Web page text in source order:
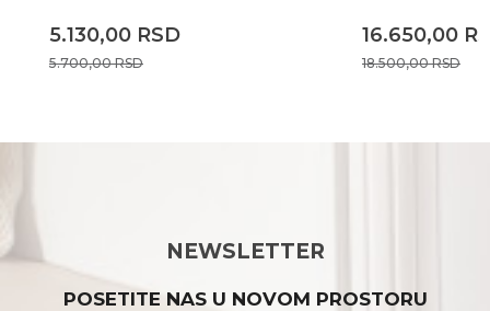
5.130,00 RSD
5.700,00RSD
16.650,00
18.500,00RSD
NEWSLETTER
POSETITE NAS U NOVOM PROSTORU